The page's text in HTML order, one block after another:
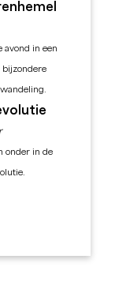
avond in een
bijzondere
onder in de